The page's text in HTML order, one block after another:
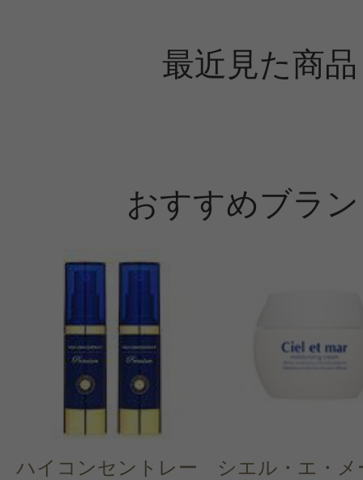
最近見た商品
おすすめブラ
ハイコンセントレー
シエル・エ・メ